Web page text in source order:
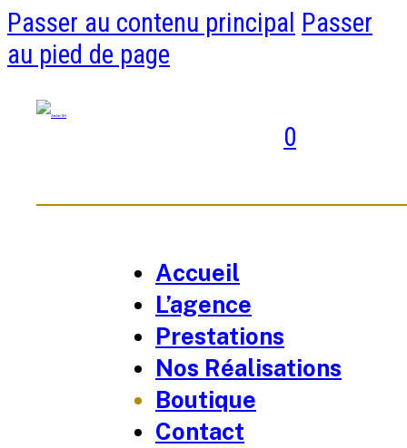
Passer au contenu principal Passer
au pied de page
0
Accueil
L’agence
Prestations
Nos Réalisations
Boutique
Contact